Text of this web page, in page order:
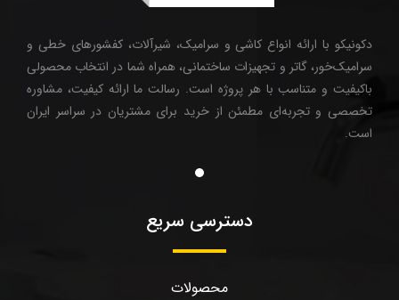
دکونیکو با ارائه انواع کاشی و سرامیک، شیرآلات، کفشورهای خطی و
سرامیک‌خور، گاتر و تجهیزات ساختمانی، همراه شما در انتخاب محصولی
باکیفیت و متناسب با هر پروژه است. رسالت ما ارائه کیفیت، مشاوره
تخصصی و تجربه‌ای مطمئن از خرید برای مشتریان در سراسر ایران
است.
دسترسی سریع
محصولات